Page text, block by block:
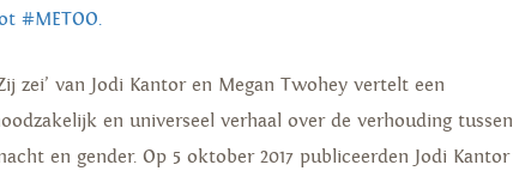
#METOO.
zei’ van Jodi Kantor en Megan Twohey vertelt een
en universeel verhaal over de verhouding tussen
en gender. Op 5 oktober 2017 publiceerden Jodi Kantor